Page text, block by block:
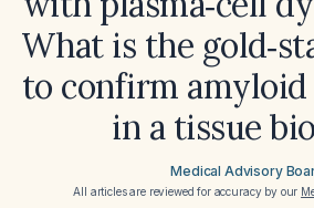
What is the
to confirm
in a tissue
Medical Advisory
All articles are reviewed for accuracy by our